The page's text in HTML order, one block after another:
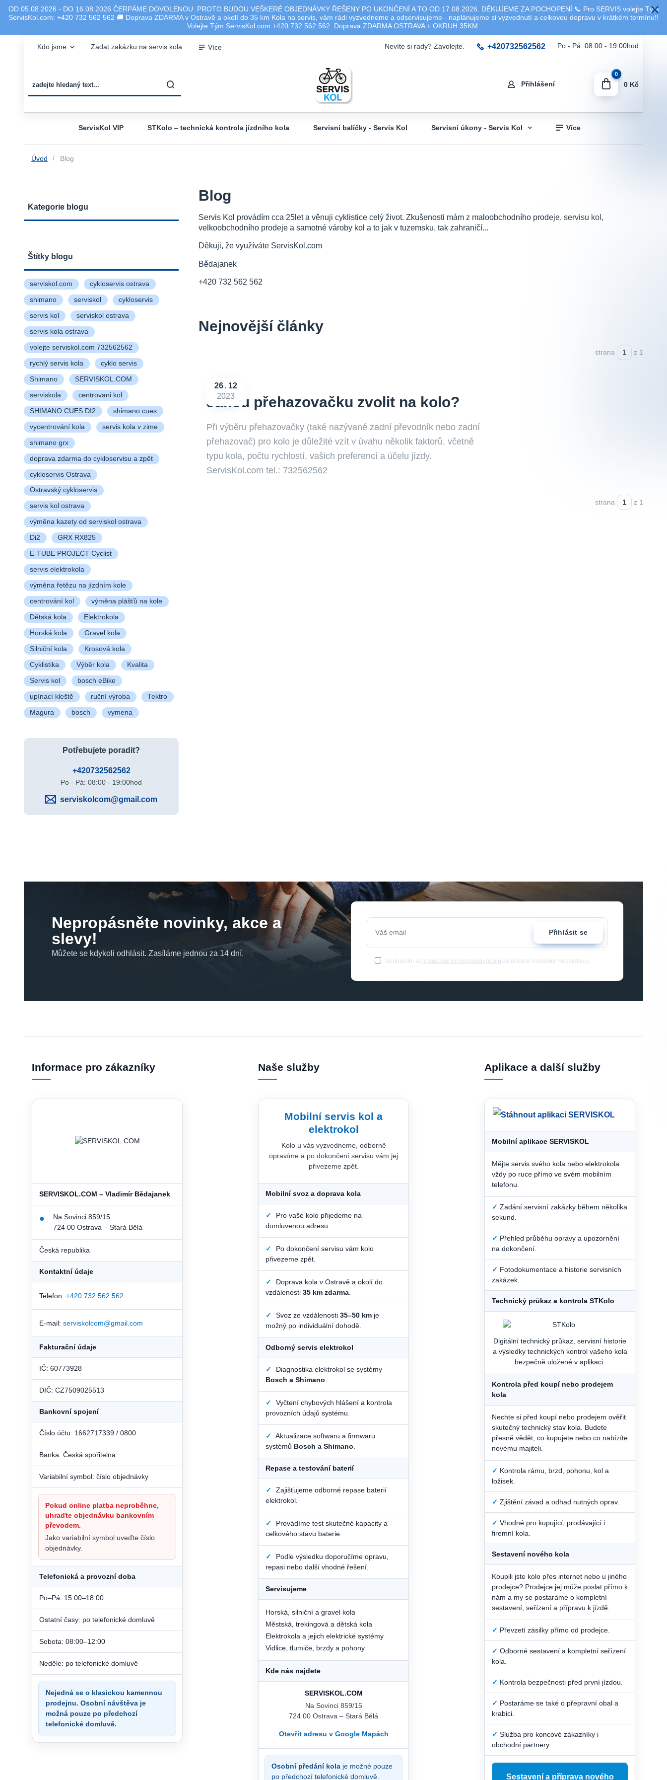
OD 05.08.2026 - DO 16.08.2026 ČERPÁME DOVOLENOU. PROTO BUDOU VEŠKERÉ OBJEDNÁVKY ŘEŠENY PO UKONČENÍ A TO OD 17.08.2026. DĚKUJEME ZA POCHOPENÍ 📞 Pro SERVIS volejte Tým
ServisKol.com: +420 732 562 562 🚚 Doprava ZDARMA v Ostravě a okolí do 35 km Kola na servis, vám rádi vyzvedneme a odservisujeme - naplánujeme si vyzvednutí a celkovou dopravu v krátkém termínu!!
Volejte Tým ServisKol.com +420 732 562 562. Doprava ZDARMA OSTRAVA + OKRUH 35KM.
Kdo jsme Zadat zakázku na servis kola Více
Přihlášení
Nevíte si rady? Zavolejte. +420732562562 Po - Pá: 08:00 - 19:00hod
0
0 Kč
ServisKol VIP STKolo – technická kontrola jízdního kola Servisní balíčky - Servis Kol Servisní úkony - Servis Kol Více
Úvod Blog
Kategorie blogu
Štítky blogu
serviskol.com cykloservis ostrava
shimano serviskol cykloservis
servis kol serviskol ostrava
servis kola ostrava
volejte serviskol.com 732562562
rychlý servis kola cyklo servis
Shimano SERVISKOL.COM
serviskola centrovani kol
SHIMANO CUES DI2 shimano cues
vycentrování kola servis kola v zime
shimano grx
doprava zdarma do cykloservisu a zpět
cykloservis Ostrava
Ostravský cykloservis
servis kol ostrava
výměna kazety od serviskol ostrava
Di2 GRX RX825
E-TUBE PROJECT Cyclist
servis elektrokola
výměna řetězu na jízdním kole
centrování kol výměna plášťů na kole
Dětská kola Elektrokola
Horská kola Gravel kola
Silniční kola Krosová kola
Cyklistika Výběr kola Kvalita
Servis kol bosch eBike
upínací kleště ruční výroba Tektro
Magura bosch vymena
Potřebujete poradit?
+420732562562
Po - Pá: 08:00 - 19:00hod
serviskolcom@gmail.com
Blog
Servis Kol provádím cca 25let a věnuji cyklistice celý život. Zkušenosti mám z maloobchodního prodeje, servisu kol,
velkoobchodního prodeje a samotné vároby kol a to jak v tuzemsku, tak zahraničí...
Děkuji, že využíváte ServisKol.com
Bědajanek
+420 732 562 562
Nejnovější články
strana z 1
Jakou přehazovačku zvolit na kolo?
26
12
2023
Při výběru přehazovačky (také nazývané zadní převodník nebo zadní
přehazovač) pro kolo je důležité vzít v úvahu několik faktorů, včetně
typu kola, počtu rychlostí, vašich preferencí a účelu jízdy.
ServisKol.com tel.: 732562562
strana z 1
Nepropásněte novinky, akce a
slevy!
Můžete se kdykoli odhlásit. Zasíláme jednou za 14 dní.
Přihlásit se
Souhlasím se zpracováním osobních údajů za účelem rozesílky newsletteru.
Informace pro zákazníky
SERVISKOL.COM – Vladimír Bědajanek
●
Na Sovinci 859/15
724 00 Ostrava – Stará Bělá
Česká republika
Kontaktní údaje
Telefon: +420 732 562 562
E-mail: serviskolcom@gmail.com
Fakturační údaje
IČ: 60773928
DIČ: CZ7509025513
Bankovní spojení
Číslo účtu: 1662717339 / 0800
Banka: Česká spořitelna
Variabilní symbol: číslo objednávky
Pokud online platba neproběhne,
uhraďte objednávku bankovním
převodem.
Jako variabilní symbol uveďte číslo
objednávky.
Telefonická a provozní doba
Po–Pá: 15:00–18:00
Ostatní časy: po telefonické domluvě
Sobota: 08:00–12:00
Neděle: po telefonické domluvě
Nejedná se o klasickou kamennou
prodejnu. Osobní návštěva je
možná pouze po předchozí
telefonické domluvě.
Naše služby
Mobilní servis kol a
elektrokol
Kolo u vás vyzvedneme, odborně
opravíme a po dokončení servisu vám jej
přivezeme zpět.
Mobilní svoz a doprava kola
✓
Pro vaše kolo přijedeme na
domluvenou adresu.
✓
Po dokončení servisu vám kolo
přivezeme zpět.
✓
Doprava kola v Ostravě a okolí do
vzdálenosti 35 km zdarma
✓ Svoz ze vzdálenosti 35–50 km je
možný po individuální dohodě.
Odborný servis elektrokol
✓
Diagnostika elektrokol se systémy
Bosch a Shimano
✓
Vyčtení chybových hlášení a kontrola
provozních údajů systému.
✓
Aktualizace softwaru a firmwaru
systémů Bosch a Shimano
Repase a testování baterií
✓
Zajišťujeme odborné repase baterií
elektrokol.
✓
Provádíme test skutečné kapacity a
celkového stavu baterie.
✓
Podle výsledku doporučíme opravu,
repasi nebo další vhodné řešení.
Servisujeme
Horská, silniční a gravel kola
Městská, trekingová a dětská kola
Elektrokola a jejich elektrické systémy
Vidlice, tlumiče, brzdy a pohony
Kde nás najdete
SERVISKOL.COM
Na Sovinci 859/15
724 00 Ostrava – Stará Bělá
Otevřít adresu v Google Mapách
Osobní předání kola je možné pouze
po předchozí telefonické domluvě.
Aplikace a další služby
Mobilní aplikace SERVISKOL
Mějte servis svého kola nebo elektrokola
vždy po ruce přímo ve svém mobilním
telefonu.
✓ Zadání servisní zakázky během několika
sekund.
✓ Přehled průběhu opravy a upozornění
na dokončení.
✓ Fotodokumentace a historie servisních
zakázek.
Technický průkaz a kontrola STKolo
Digitální technický průkaz, servisní historie
a výsledky technických kontrol vašeho kola
bezpečně uložené v aplikaci.
Kontrola před koupí nebo prodejem
kola
Nechte si před koupí nebo prodejem ověřit
skutečný technický stav kola. Budete
přesně vědět, co kupujete nebo co nabízíte
novému majiteli.
✓ Kontrola rámu, brzd, pohonu, kol a
ložisek.
✓ Zjištění závad a odhad nutných oprav.
✓ Vhodné pro kupující, prodávající i
firemní kola.
Sestavení nového kola
Koupili jste kolo přes internet nebo u jiného
prodejce? Prodejce jej může poslat přímo k
nám a my se postaráme o kompletní
sestavení, seřízení a přípravu k jízdě.
✓ Převzetí zásilky přímo od prodejce.
✓ Odborné sestavení a kompletní seřízení
kola.
✓ Kontrola bezpečnosti před první jízdou.
✓ Postaráme se také o přepravní obal a
krabici.
✓ Služba pro koncové zákazníky i
obchodní partnery.
Sestavení a příprava nového